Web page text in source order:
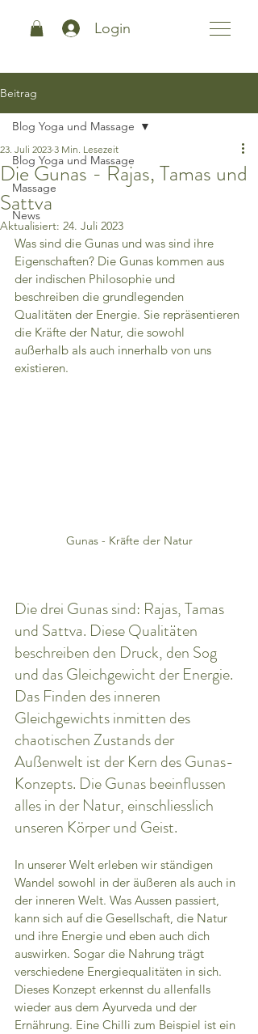
Login
Beitrag
Blog Yoga und Massage
Massage
News
Blog Yoga und Massage
Die Gunas - Rajas, Tamas und
Sattva
23. Juli 2023 3 Min. Lesezeit
Aktualisiert: 24. Juli 2023
Was sind die Gunas und was sind ihre
Eigenschaften? Die Gunas kommen aus
der indischen Philosophie und
beschreiben die grundlegenden
Qualitäten der Energie. Sie repräsentieren
die Kräfte der Natur, die sowohl
außerhalb als auch innerhalb von uns
existieren.
Gunas - Kräfte der Natur
Die drei Gunas sind: Rajas, Tamas
und Sattva. Diese Qualitäten
beschreiben den Druck, den Sog
und das Gleichgewicht der Energie.
Das Finden des inneren
Gleichgewichts inmitten des
chaotischen Zustands der
Außenwelt ist der Kern des Gunas-
Konzepts. Die Gunas beeinflussen
alles in der Natur, einschliesslich
unseren Körper und Geist.
In unserer Welt erleben wir ständigen
Wandel sowohl in der äußeren als auch in
der inneren Welt. Was Aussen passiert,
kann sich auf die Gesellschaft, die Natur
und ihre Energie und eben auch dich
auswirken. Sogar die Nahrung trägt
verschiedene Energiequalitäten in sich.
Dieses Konzept erkennst du allenfalls
wieder aus dem Ayurveda und der
Ernährung. Eine Chilli zum Beispiel ist ein